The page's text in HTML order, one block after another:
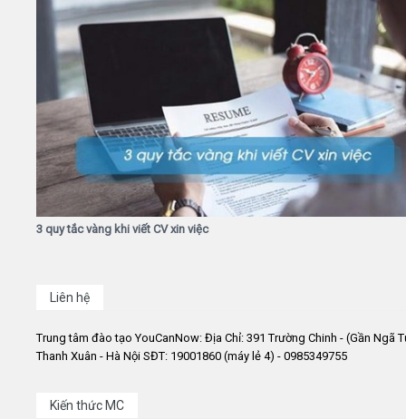
3 quy tắc vàng khi viết CV xin việc
Liên hệ
Trung tâm đào tạo YouCanNow: Địa Chỉ: 391 Trường Chinh - (Gần Ngã
Thanh Xuân - Hà Nội SĐT: 19001860 (máy lẻ 4) - 0985349755
Kiến thức MC